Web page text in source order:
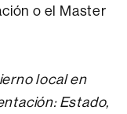
o el Master
local en
Estado,